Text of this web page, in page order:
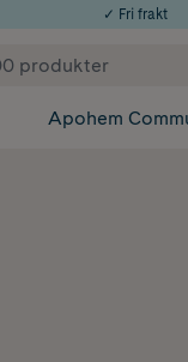
✓ Fri frakt
Apohem